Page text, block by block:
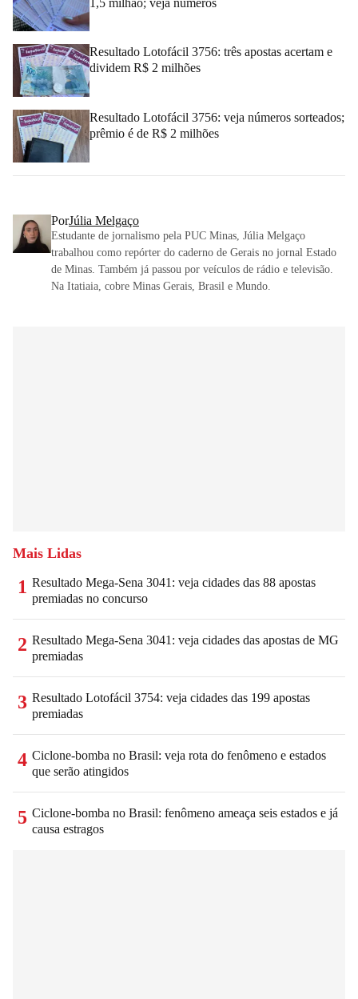
Resultado Lotofácil 3756: três apostas acertam e
dividem R$ 2 milhões
Resultado Lotofácil 3756: veja números sorteados;
prêmio é de R$ 2 milhões
PorJúlia Melgaço
Estudante de jornalismo pela PUC Minas, Júlia Melgaço
trabalhou como repórter do caderno de Gerais no jornal Estado
de Minas. Também já passou por veículos de rádio e televisão.
Na Itatiaia, cobre Minas Gerais, Brasil e Mundo.
Mais Lidas
1 Resultado Mega-Sena 3041: veja cidades das 88 apostas
premiadas no concurso
2 Resultado Mega-Sena 3041: veja cidades das apostas de MG
premiadas
3 Resultado Lotofácil 3754: veja cidades das 199 apostas
premiadas
4 Ciclone-bomba no Brasil: veja rota do fenômeno e estados
que serão atingidos
5 Ciclone-bomba no Brasil: fenômeno ameaça seis estados e já
causa estragos